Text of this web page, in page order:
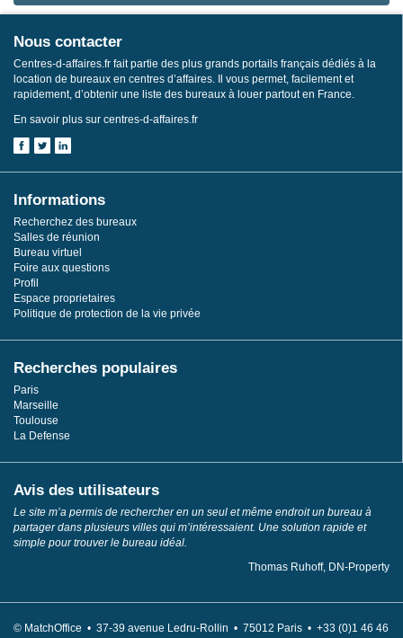
Nous contacter
Centres-d-affaires.fr fait partie des plus grands portails français dédiés à la
location de bureaux en centres d’affaires. Il vous permet, facilement et
rapidement, d’obtenir une liste des bureaux à louer partout en France.
En savoir plus sur centres-d-affaires.fr
Informations
Recherchez des bureaux
Salles de réunion
Bureau virtuel
Foire aux questions
Profil
Espace proprietaires
Politique de protection de la vie privée
Recherches populaires
Paris
Marseille
Toulouse
La Defense
Avis des utilisateurs
Le site m’a permis de rechercher en un seul et même endroit un bureau à
partager dans plusieurs villes qui m’intéressaient. Une solution rapide et
simple pour trouver le bureau idéal.
Thomas Ruhoff, DN-Property
© MatchOffice • 37-39 avenue Ledru-Rollin • 75012 Paris • +33 (0)1 46 46